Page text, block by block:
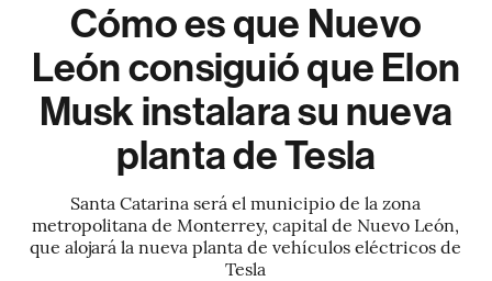
Cómo es que Nuevo
León consiguió que Elon
Musk instalara su nueva
planta de Tesla
Santa Catarina será el municipio de la zona
metropolitana de Monterrey, capital de Nuevo León,
que alojará la nueva planta de vehículos eléctricos de
Tesla